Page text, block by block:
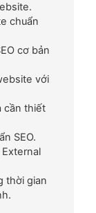
chuẩn
cơ bản
với
cần thiết
SEO.
thời gian